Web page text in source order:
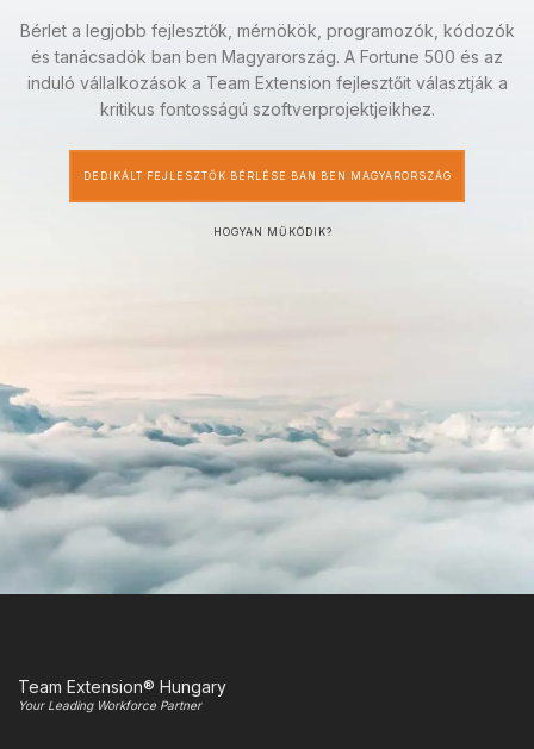
Bérlet a legjobb fejlesztők, mérnökök, programozók, kódozók
és tanácsadók ban ben Magyarország. A Fortune 500 és az
induló vállalkozások a Team Extension fejlesztőit választják a
kritikus fontosságú szoftverprojektjeikhez.
DEDIKÁLT FEJLESZTŐK BÉRLÉSE BAN BEN MAGYARORSZÁG
HOGYAN MŰKÖDIK?
Team Extension® Hungary
Your Leading Workforce Partner